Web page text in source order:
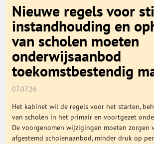
Favorieten
Categorie
Onderwijs Totaal
Nieuwe regels voor
instandhouding en
van scholen moeten
onderwijsaanbod
toekomstbestendig
07.07.26
Het kabinet wil de regels voor het starten,
van scholen in het primair en voortgezet
De voorgenomen wijzigingen moeten zorgen
afgestemd scholenaanbod, minder druk op